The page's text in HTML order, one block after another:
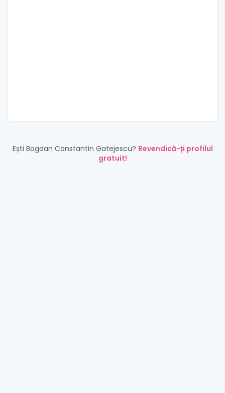
Ești Bogdan Constantin Gatejescu? Revendică-ți profilul
gratuit!